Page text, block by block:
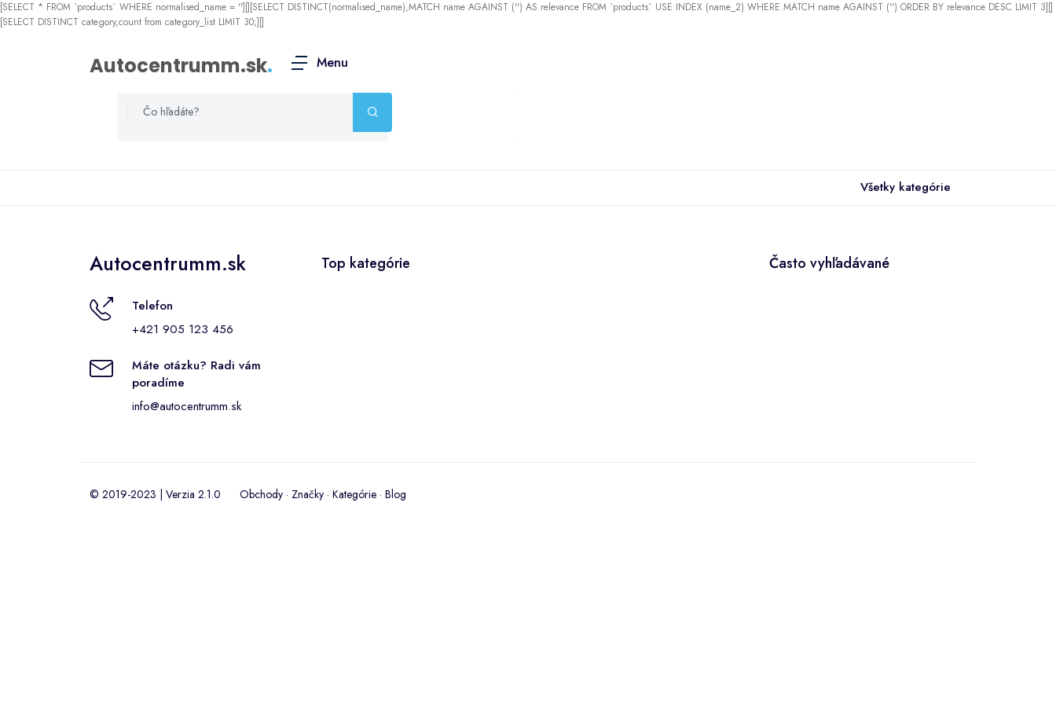
[SELECT * FROM `products` WHERE normalised_name = ''][][SELECT DISTINCT(normalised_name),MATCH name AGAINST ('') AS relevance FROM `products` USE INDEX (name_2) WHERE MATCH name AGAINST ('') ORDER BY relevance DESC LIMIT 3][]
[SELECT DISTINCT category,count from category_list LIMIT 30;][]
Autocentrumm.sk. Menu
Všetky kategórie
Autocentrumm.sk
Telefon
+421 905 123 456
Máte otázku? Radi vám
poradíme
info@autocentrumm.sk
Top kategórie Často vyhľadávané
© 2019-2023 | Verzia 2.1.0 Obchody · Značky · Kategórie · Blog